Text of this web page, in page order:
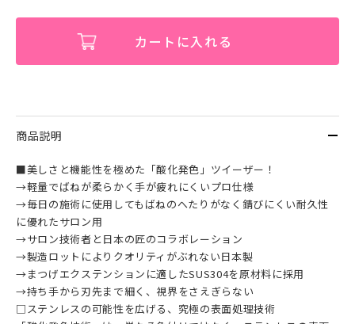
カートに入れる
商品説明
■美しさと機能性を極めた「酸化発色」ツイーザー！
→軽量でばねが柔らかく手が疲れにくいプロ仕様
→毎日の施術に使用してもばねのへたりがなく錆びにくい耐久性
に優れたサロン用
→サロン技術者と日本の匠のコラボレーション
→製造ロットによりクオリティがぶれない日本製
→まつげエクステンションに適したSUS304を原材料に採用
→持ち手から刃先まで細く、視界をさえぎらない
□ステンレスの可能性を広げる、究極の表面処理技術